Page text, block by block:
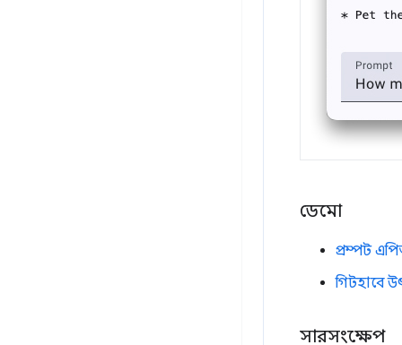
ডেমো
প্রম্পট
গিটহাবে
সারসংক্ষেপ